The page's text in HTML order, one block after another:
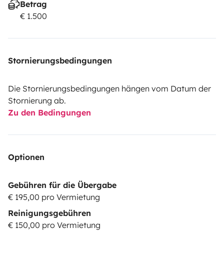
Betrag
€ 1.500
Stornierungsbedingungen
Die Stornierungsbedingungen hängen vom Datum der
Stornierung ab.
Zu den Bedingungen
Optionen
Gebühren für die Übergabe
€ 195,00 pro Vermietung
Reinigungsgebühren
€ 150,00 pro Vermietung